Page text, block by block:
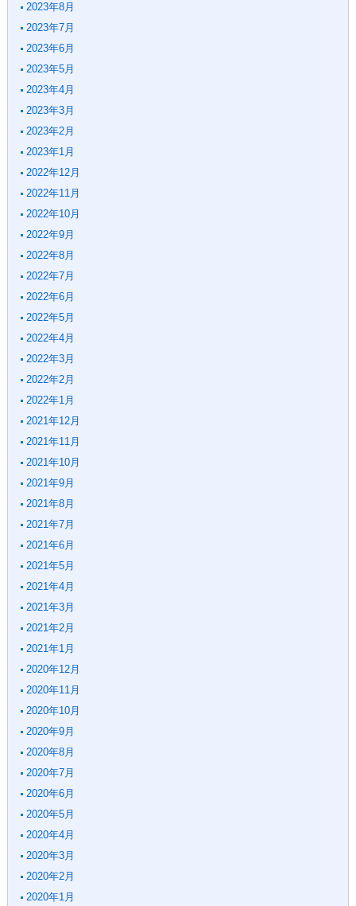
2023年8月
2023年7月
2023年6月
2023年5月
2023年4月
2023年3月
2023年2月
2023年1月
2022年12月
2022年11月
2022年10月
2022年9月
2022年8月
2022年7月
2022年6月
2022年5月
2022年4月
2022年3月
2022年2月
2022年1月
2021年12月
2021年11月
2021年10月
2021年9月
2021年8月
2021年7月
2021年6月
2021年5月
2021年4月
2021年3月
2021年2月
2021年1月
2020年12月
2020年11月
2020年10月
2020年9月
2020年8月
2020年7月
2020年6月
2020年5月
2020年4月
2020年3月
2020年2月
2020年1月